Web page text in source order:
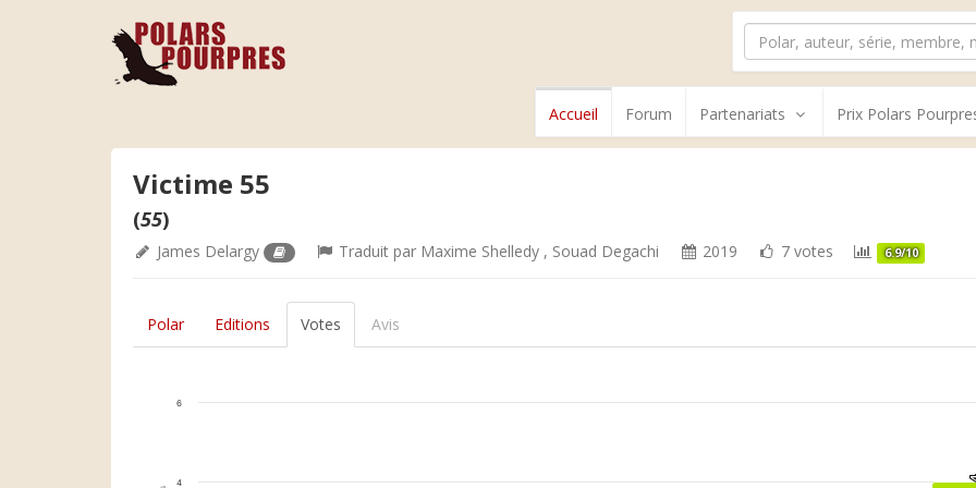
Accueil Forum Partenariats Prix Polars
Victime 55
(55)
James Delargy Traduit par Maxime Shelledy , Souad Degachi 2019 7 votes 6.9/10
Polar Editions Votes Avis
4
6